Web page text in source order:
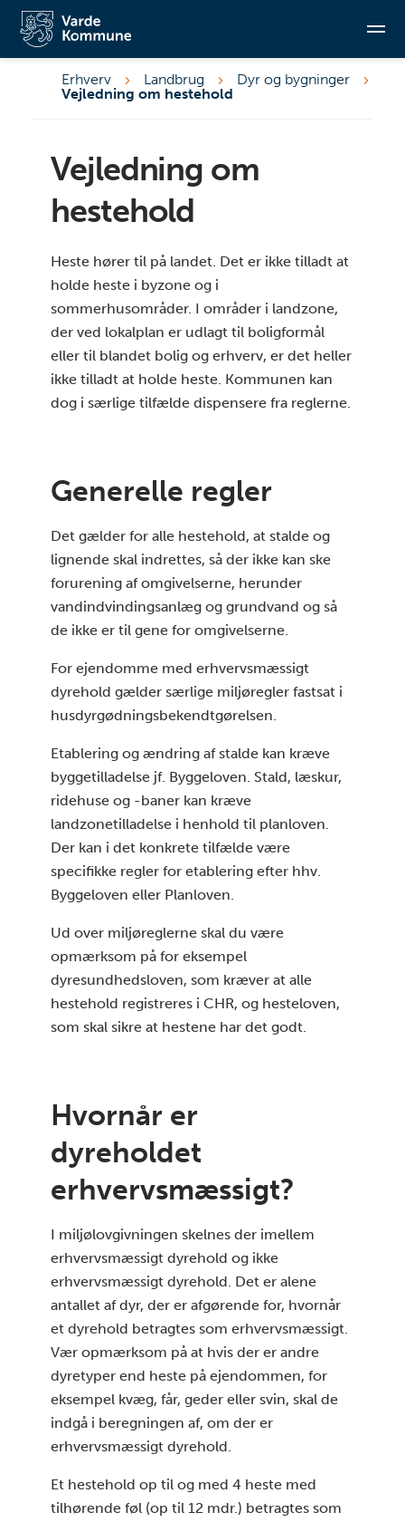
Erhverv Landbrug
Dyr og bygninger
Vejledning om hestehold
Generelle regler
Hvornår er dyreholdet erhvervsmæssigt?
For erhvervsmæssigt hestehold gælder
Ansøgning om miljøtilladelse
Stalde
Gødning
Etablering, udvidelse og ændring af stalde, læskure,
opbevaringsanlæg til husdyrgødning, folde,
fodertrug, vandtrug og lign.
Brugerbetaling
Spørgsmål
Vejledning om
hestehold
Heste hører til på landet. Det er ikke tilladt at
holde heste i byzone og i
sommerhusområder. I områder i landzone,
der ved lokalplan er udlagt til boligformål
eller til blandet bolig og erhverv, er det heller
ikke tilladt at holde heste. Kommunen kan
dog i særlige tilfælde dispensere fra reglerne.
Generelle regler
Det gælder for alle hestehold, at stalde og
lignende skal indrettes, så der ikke kan ske
forurening af omgivelserne, herunder
vandindvindingsanlæg og grundvand og så
de ikke er til gene for omgivelserne.
For ejendomme med erhvervsmæssigt
dyrehold gælder særlige miljøregler fastsat i
husdyrgødningsbekendtgørelsen.
Etablering og ændring af stalde kan kræve
byggetilladelse jf. Byggeloven. Stald, læskur,
ridehuse og -baner kan kræve
landzonetilladelse i henhold til planloven.
Der kan i det konkrete tilfælde være
specifikke regler for etablering efter hhv.
Byggeloven eller Planloven.
Ud over miljøreglerne skal du være
opmærksom på for eksempel
dyresundhedsloven, som kræver at alle
hestehold registreres i CHR, og hesteloven,
som skal sikre at hestene har det godt.
Hvornår er
dyreholdet
erhvervsmæssigt?
I miljølovgivningen skelnes der imellem
erhvervsmæssigt dyrehold og ikke
erhvervsmæssigt dyrehold. Det er alene
antallet af dyr, der er afgørende for, hvornår
et dyrehold betragtes som erhvervsmæssigt.
Vær opmærksom på at hvis der er andre
dyretyper end heste på ejendommen, for
eksempel kvæg, får, geder eller svin, skal de
indgå i beregningen af, om der er
erhvervsmæssigt dyrehold.
Et hestehold op til og med 4 heste med
tilhørende føl (op til 12 mdr.) betragtes som